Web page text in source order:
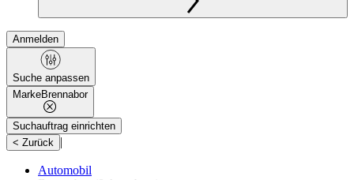
Anmelden
Suche anpassen
MarkeBrennabor
Suchauftrag einrichten
< Zurück |
Automobil